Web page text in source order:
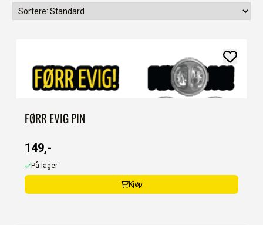
FØRR EVIG PIN
149,-
På lager
Kjøp